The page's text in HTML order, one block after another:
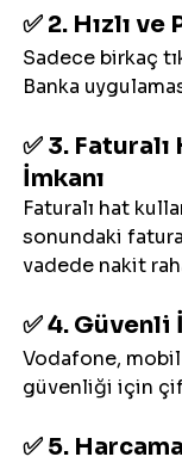
✅ 2. Hızlı
Sadece birkaç
Banka
✅ 3.
İmkanı
Faturalı hat
sonundaki
vadede nakit
✅ 4. Güvenli
Vodafone,
güvenliği için
✅ 5.